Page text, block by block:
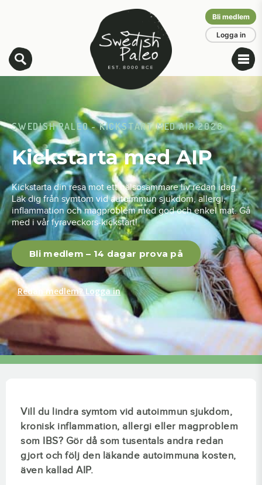
Bli medlem
Logga in
SWEDISH PALEO- KICKSTART MED AIP 2026
Kickstarta med AIP
Kickstarta din resa mot ett hälsosammare liv redan idag.
Läk dig från symtom vid autoimmun sjukdom, allergi,
inflammation och magproblem med god och enkel mat. Gå
med i vår fyraveckors-kickstart!
Bli medlem – 14 dagar prova på
Redan medlem? Logga in
Vill du lindra symtom vid autoimmun sjukdom,
kronisk inflammation, allergi eller magproblem
som IBS? Gör då som tusentals andra redan
gjort och följ den läkande autoimmuna kosten,
även kallad AIP.